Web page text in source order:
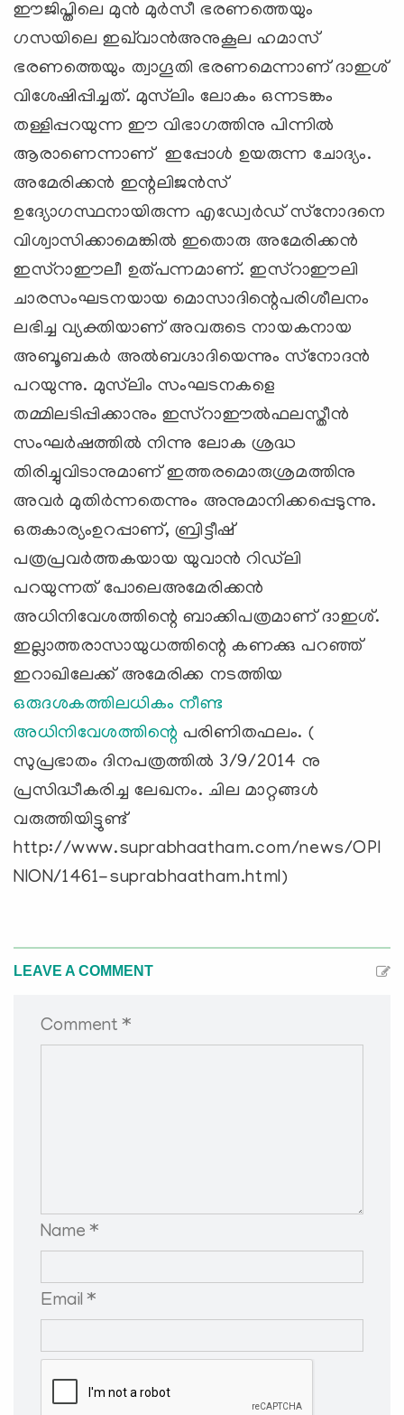
ഈജിപ്തിലെ മുന്‍ മുര്‍സീ ഭരണത്തെയും
ഗസയിലെ ഇഖ്‌വാന്‍അനുകൂല ഹമാസ്
ഭരണത്തെയും ത്വാഗൂതി ഭരണമെന്നാണ് ദാഇശ്
വിശേഷിപ്പിച്ചത്. മുസ്‌ലിം ലോകം ഒന്നടങ്കം
തള്ളിപ്പറയുന്ന ഈ വിഭാഗത്തിനു പിന്നില്‍
ആരാണെന്നാണ് ഇപ്പോള്‍ ഉയരുന്ന ചോദ്യം.
അമേരിക്കന്‍ ഇന്റലിജന്‍സ്
ഉദ്യോഗസ്ഥനായിരുന്ന എഡ്വേര്‍ഡ് സ്‌നോദനെ
വിശ്വാസിക്കാമെങ്കില്‍ ഇതൊരു അമേരിക്കന്‍
ഇസ്‌റാഈലീ ഉത്പന്നമാണ്. ഇസ്‌റാഈലി
ചാരസംഘടനയായ മൊസാദിന്റെപരിശീലനം
ലഭിച്ച വ്യക്തിയാണ് അവരുടെ നായകനായ
അബൂബകര്‍ അല്‍ബഗ്ദാദിയെന്നും സ്‌നോദന്‍
പറയുന്നു. മുസ്‌ലിം സംഘടനകളെ
തമ്മിലടിപ്പിക്കാനും ഇസ്‌റാഈല്‍ഫലസ്തീന്‍
സംഘര്‍ഷത്തില്‍ നിന്നു ലോക ശ്രദ്ധ
തിരിച്ചുവിടാനുമാണ് ഇത്തരമൊരുശ്രമത്തിനു
അവര്‍ മുതിര്‍ന്നതെന്നും അനുമാനിക്കപ്പെടുന്നു.
ഒരുകാര്യംഉറപ്പാണ്, ബ്രിട്ടീഷ്
പത്രപ്രവര്‍ത്തകയായ യുവാന്‍ റിഡ്‌ലി
പറയുന്നത് പോലെഅമേരിക്കന്‍
അധിനിവേശത്തിന്റെ ബാക്കിപത്രമാണ് ദാഇശ്.
ഇല്ലാത്തരാസായുധത്തിന്റെ കണക്കു പറഞ്ഞ്
ഇറാഖിലേക്ക് അമേരിക്ക നടത്തിയ
ഒരുദശകത്തിലധികം നീണ്ട
അധിനിവേശത്തിന്റെ പരിണിതഫലം. (
സുപ്രഭാതം ദിനപത്രത്തില്‍ 3/9/2014 നു
പ്രസിദ്ധീകരിച്ച ലേഖനം. ചില മാറ്റങ്ങള്‍
വരുത്തിയിട്ടുണ്ട്
http://www.suprabhaatham.com/news/OPI
NION/1461-suprabhaatham.html)
LEAVE A COMMENT
Comment *
Name *
Email *